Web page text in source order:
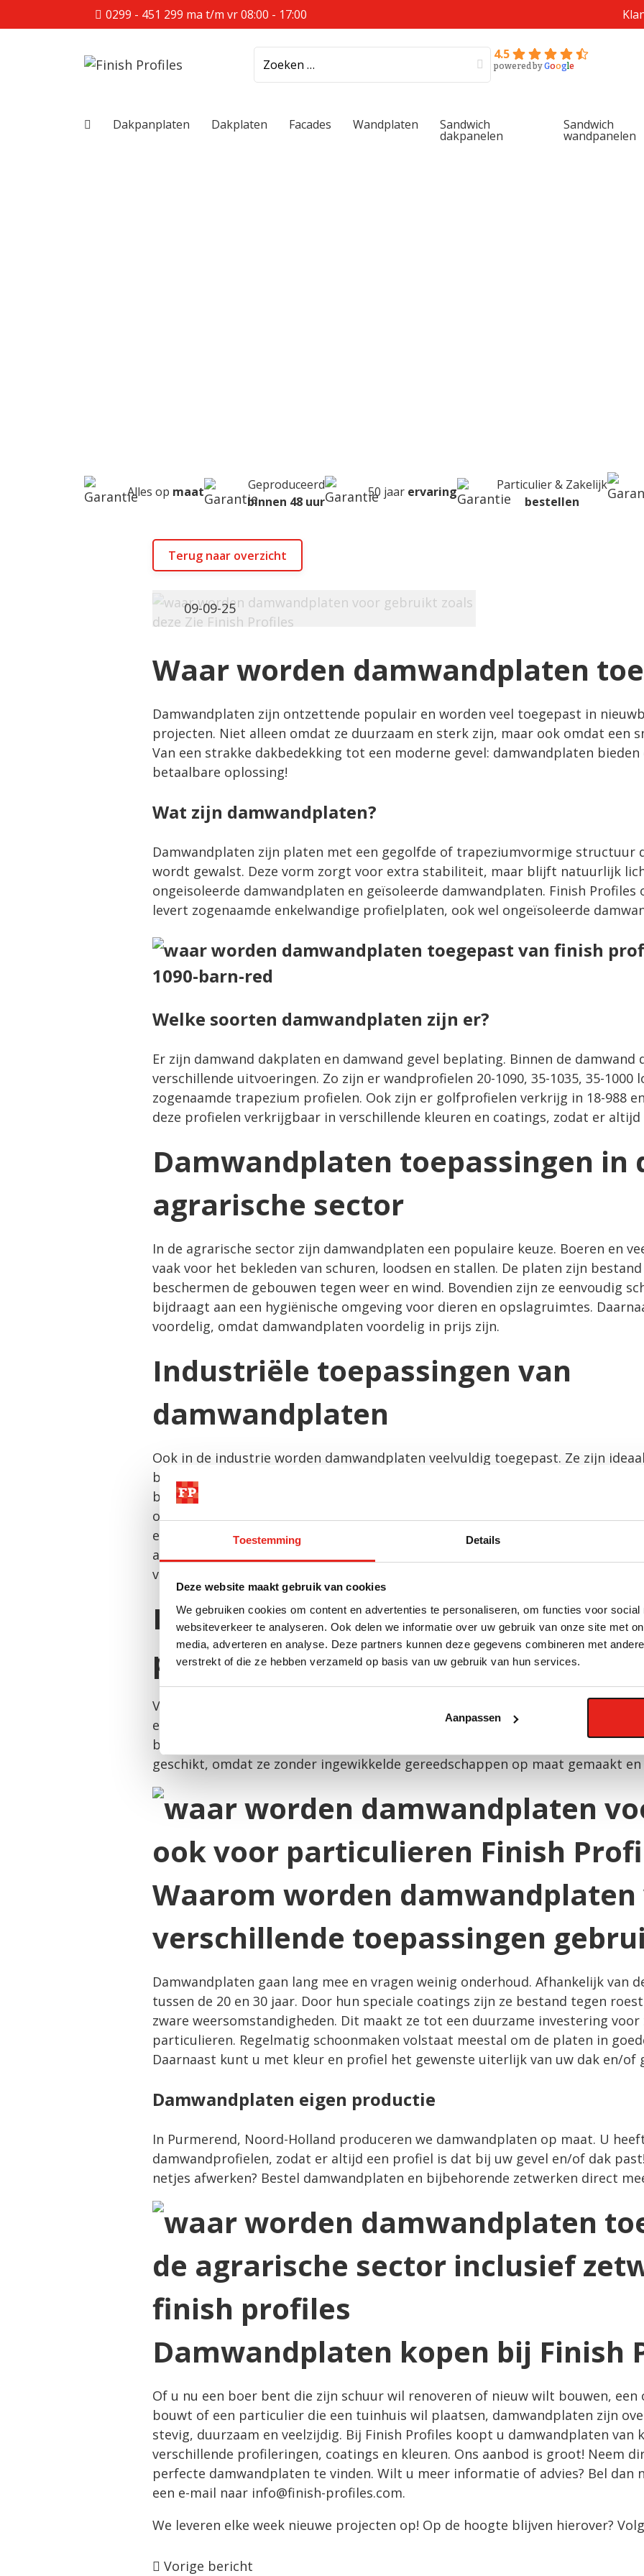
Toestemming Details
Deze website maakt gebruik van cookies
We gebruiken cookies om content en advertenties te personaliseren, om functies voor social
websiteverkeer te analyseren. Ook delen we informatie over uw gebruik van onze site met
media, adverteren en analyse. Deze partners kunnen deze gegevens combineren met
verstrekt of die ze hebben verzameld op basis van uw gebruik van hun services.
Aanpassen
0299 - 451 299 ma t/m vr 08:00 - 17:00
4.5
powered byGoogle
Dakpanplaten Dakplaten Facades Wandplaten Sandwich
dakpanelen
Sandwich
wandpanelen
Alles op maat
Geproduceerd
binnen 48 uur
50 jaar ervaring
Particulier & Zakelijk
bestellen
Terug naar overzicht
09-09-25
Waar worden damwandplaten
Damwandplaten zijn ontzettende populair en worden veel toegepast in
projecten. Niet alleen omdat ze duurzaam en sterk zijn, maar ook omdat een
Van een strakke dakbedekking tot een moderne gevel: damwandplaten
betaalbare oplossing!
Wat zijn damwandplaten?
Damwandplaten zijn platen met een gegolfde of trapeziumvormige structuur
wordt gewalst. Deze vorm zorgt voor extra stabiliteit, maar blijft natuurlijk
ongeisoleerde damwandplaten en geïsoleerde damwandplaten. Finish
levert zogenaamde enkelwandige profielplaten, ook wel ongeïsoleerde
Welke soorten damwandplaten zijn er?
Er zijn damwand dakplaten en damwand gevel beplating. Binnen de damwand
verschillende uitvoeringen. Zo zijn er wandprofielen 20-1090, 35-1035, 35-1000
zogenaamde trapezium profielen. Ook zijn er golfprofielen verkrijg in 18-988
deze profielen verkrijgbaar in verschillende kleuren en coatings, zodat er
Damwandplaten toepassingen in
agrarische sector
In de agrarische sector zijn damwandplaten een populaire keuze. Boeren en
vaak voor het bekleden van schuren, loodsen en stallen. De platen zijn
beschermen de gebouwen tegen weer en wind. Bovendien zijn ze eenvoudig
bijdraagt aan een hygiënische omgeving voor dieren en opslagruimtes.
voordelig, omdat damwandplaten voordelig in prijs zijn.
Industriële toepassingen van
damwandplaten
Ook in de industrie worden damwandplaten veelvuldig toegepast. Ze zijn
bedrijfshallen, werkplaatsen en opslagloodsen. Dankzij hun stevigheid kunnen
beschermen zonder dat er zware constructies nodig zijn. Damwand platen zijn
onderconstructie ook licht uitgevoerd kan worden. Daarnaast zijn ze
en coatings, waardoor bedrijven hun pand niet alleen praktisch, maar ook
afwerken. Het biedt ook in het vergunningstraject mogelijkheden om aan
voldoen.
Damwandplaten toepassingen bij
particulieren
Voor particulieren zijn damwandplaten ook een uitstekende keuze bij kleinere
een tuinhuis, garage, schutting of overkapping. De platen zijn licht in gewicht,
bieden langdurige bescherming tegen regen en wind. Ook voor doe-het-
geschikt, omdat ze zonder ingewikkelde gereedschappen op maat gemaakt
Waarom worden
verschillende toepassingen
Damwandplaten gaan lang mee en vragen weinig onderhoud. Afhankelijk van
tussen de 20 en 30 jaar. Door hun speciale coatings zijn ze bestand tegen
zware weersomstandigheden. Dit maakt ze tot een duurzame investering voor
particulieren. Regelmatig schoonmaken volstaat meestal om de platen in
Daarnaast kunt u met kleur en profiel het gewenste uiterlijk van uw dak en/of
Damwandplaten eigen productie
In Purmerend, Noord-Holland produceren we damwandplaten op maat. U
damwandprofielen, zodat er altijd een profiel is dat bij uw gevel en/of dak
netjes afwerken? Bestel damwandplaten en bijbehorende zetwerken direct
Damwandplaten kopen bij Finish
Of u nu een boer bent die zijn schuur wil renoveren of nieuw wilt bouwen, een
bouwt of een particulier die een tuinhuis wil plaatsen, damwandplaten zijn
stevig, duurzaam en veelzijdig. Bij Finish Profiles koopt u damwandplaten van
verschillende profileringen, coatings en kleuren. Ons aanbod is groot! Neem
perfecte damwandplaten te vinden. Wilt u meer informatie of advies? Bel dan
een e-mail naar info@finish-profiles.com.
We leveren elke week nieuwe projecten op! Op de hoogte blijven hierover?
Vorige bericht